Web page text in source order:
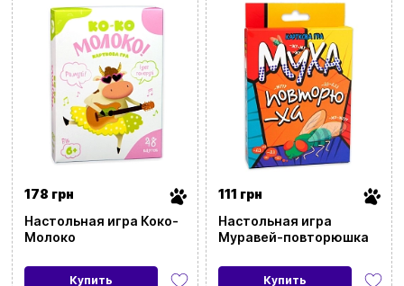
178 грн
Настольная игра Коко-
Молоко
Купить
111 грн
Настольная игра
Муравей-повторюшка
Купить